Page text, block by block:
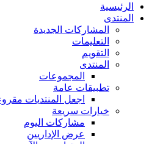
الرئيسية
المنتدى
المشاركات الجديدة
التعليمات
التقويم
المنتدى
المجموعات
تطبيقات عامة
اجعل المنتديات
خيارات سريعة
مشاركات اليوم
عرض الإداريين